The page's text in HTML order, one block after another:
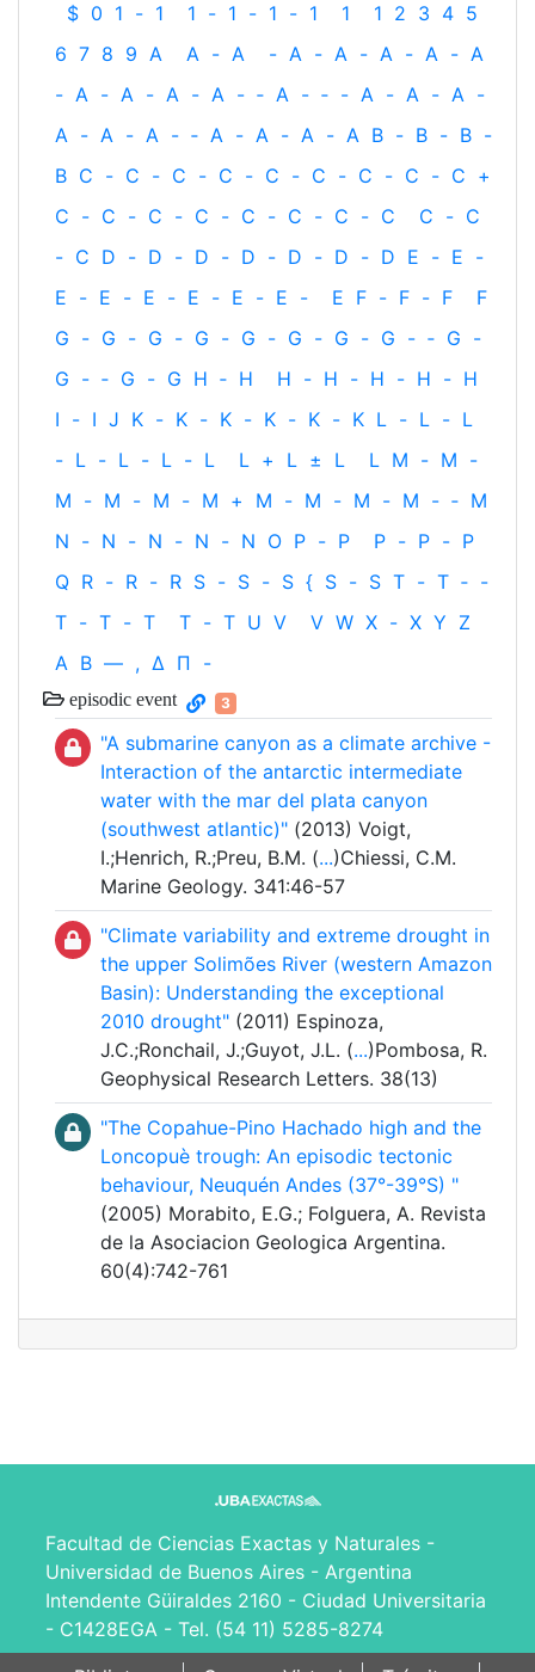
$ 0 1 - 1 1 - 1 - 1 - 1 1 1 2 3 4 5
6 7 8 9 A A - A - A - A - A - A - A
- A - A - A - A - ‐ A - ‐ - A - A - A -
A - A - A - ‐ A - A - A - A B - B - B -
B C - C - C - C - C - C - C - C - C +
C - C - C - C - C - C - C - C C - C
- C D - D - D - D - D - D - D E - E -
E - E - E - E - E - E - E F - F - F
F
G - G - G - G - G - G - G - G - ‐ G -
G - ‐ G - G H ‐ H H - H - H - H - H
I - I J K - K - K - K - K - K L - L - L
- L - L - L - L L + L ± L L M - M -
M - M - M - M + M - M - M - M - ‐ M
N - N - N - N - N O P - P P - P - P
Q R - R - R S - S - S { S - S T - T ‐ -
T - T - T T - T U V V W X - X Y Z
Α Β — , Δ Π -
episodic event 3
"A submarine canyon as a climate archive -
Interaction of the antarctic intermediate
water with the mar del plata canyon
(southwest atlantic)" (2013) Voigt,
I.;Henrich, R.;Preu, B.M. (...)Chiessi, C.M.
Marine Geology. 341:46-57
"Climate variability and extreme drought in
the upper Solimões River (western Amazon
Basin): Understanding the exceptional
2010 drought" (2011) Espinoza,
J.C.;Ronchail, J.;Guyot, J.L. (...)Pombosa, R.
Geophysical Research Letters. 38(13)
"The Copahue-Pino Hachado high and the
Loncopuè trough: An episodic tectonic
behaviour, Neuquén Andes (37°-39°S) "
(2005) Morabito, E.G.; Folguera, A. Revista
de la Asociacion Geologica Argentina.
60(4):742-761
Facultad de Ciencias Exactas y Naturales -
Universidad de Buenos Aires - Argentina
Intendente Güiraldes 2160 - Ciudad Universitaria
- C1428EGA - Tel. (54 11) 5285-8274